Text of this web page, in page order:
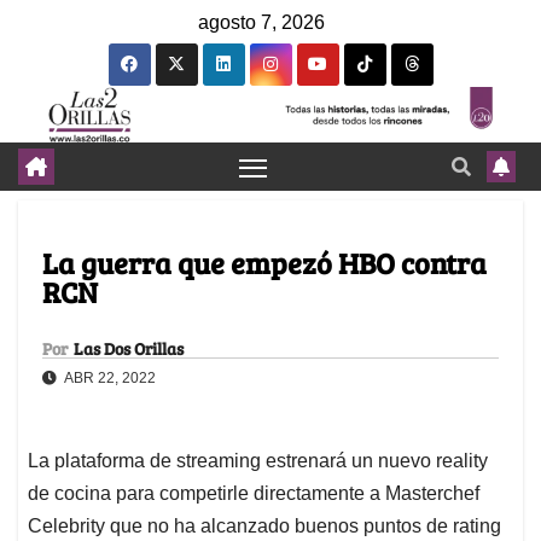
agosto 7, 2026
La guerra que empezó HBO contra
RCN
Por Las Dos Orillas
ABR 22, 2022
La plataforma de streaming estrenará un nuevo reality
de cocina para competirle directamente a Masterchef
Celebrity que no ha alcanzado buenos puntos de rating